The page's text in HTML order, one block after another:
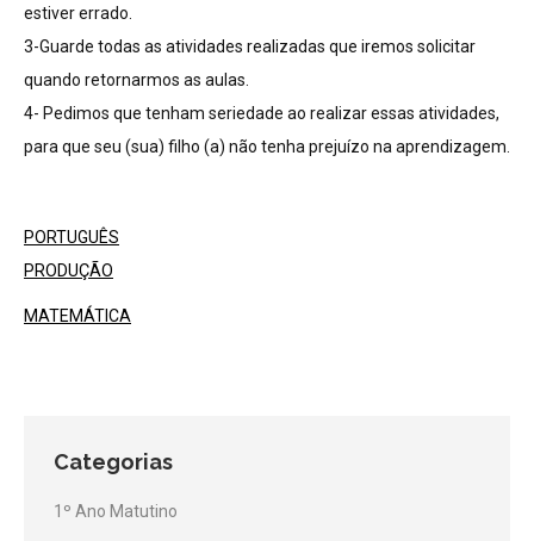
estiver errado.
3-Guarde todas as atividades realizadas que iremos solicitar
quando retornarmos as aulas.
4- Pedimos que tenham seriedade ao realizar essas atividades,
para que seu (sua) filho (a) não tenha prejuízo na aprendizagem.
PORTUGUÊS
PRODUÇÃO
MATEMÁTICA
Categorias
1º Ano Matutino